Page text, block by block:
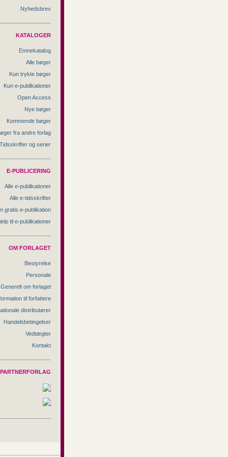
Nyhedsbrev
KATALOGER
Emnekatalog
Alle bøger
Kun trykte bøger
Kun e-publikationer
Open Access
Nye bøger
Kommende bøger
fra andre forlag
Tidsskrifter og serier
E-PUBLICERING
Alle e-publikationer
Alle e-tidsskrifter
gratis e-publikation
til e-publikationer
OM FORLAGET
Bestyrelse
Personale
Generelt om forlaget
til forfattere
distributører
Handelsbetingelser
Vedtægter
Kontakt
PARTNERFORLAG